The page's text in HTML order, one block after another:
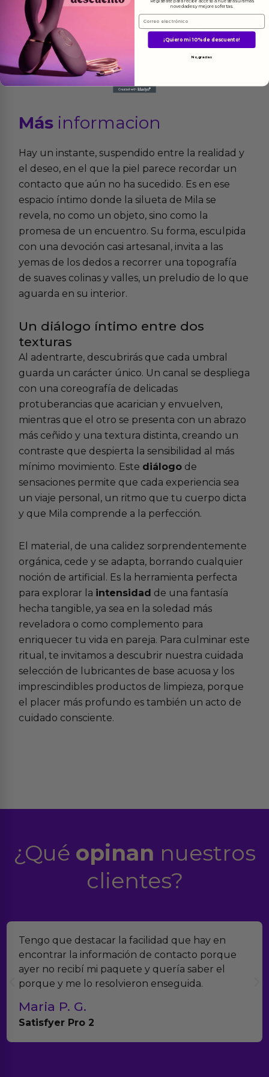
238.75 €
Ver el producto
414.95€
Ver el producto
Más informacion
Hay un instante, suspendido entre la realidad y
el deseo, en el que la piel parece recordar un
contacto que aún no ha sucedido. Es en ese
espacio íntimo donde la silueta de Mila se
revela, no como un objeto, sino como la
promesa de un encuentro. Su forma, esculpida
con una devoción casi artesanal, invita a las
yemas de los dedos a recorrer una topografía
de suaves colinas y valles, un preludio de lo que
aguarda en su interior.
Un diálogo íntimo entre dos
texturas
Al adentrarte, descubrirás que cada umbral
guarda un carácter único. Un canal se despliega
con una coreografía de delicadas
protuberancias que acarician y envuelven,
mientras que el otro se presenta con un abrazo
más ceñido y una textura distinta, creando un
contraste que despierta la sensibilidad al más
mínimo movimiento. Este diálogo de
sensaciones permite que cada experiencia sea
un viaje personal, un ritmo que tu cuerpo dicta
y que Mila comprende a la perfección.
El material, de una calidez sorprendentemente
orgánica, cede y se adapta, borrando cualquier
noción de artificial. Es la herramienta perfecta
para explorar la intensidad de una fantasía
hecha tangible, ya sea en la soledad más
reveladora o como complemento para
enriquecer tu vida en pareja. Para culminar este
ritual, te invitamos a descubrir nuestra cuidada
selección de
lubricantes de base acuosa y los
imprescindibles productos de limpieza, porque
el placer más profundo es también un acto de
cuidado consciente.
¿Qué opinan nuestros
clientes?
Encontramos Erotiks a través de Google y la
verdad es que nos han sorprendido. Tienen
muchísimos productos y han sido super atentos
con el seguimiento del pedido.
Teresa y Diego
Anna Huevo Vibrador
Regístrate para recibir acceso a nuestras últimas
novedades y mejores ofertas.
Email
¡Quiero mi 10% de descuento!
No, gracias